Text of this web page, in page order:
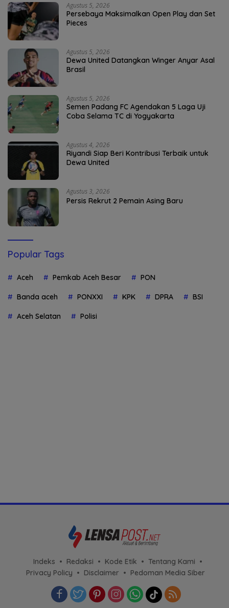
Agustus 5, 2026
Persebaya Maksimalkan Open Play dan Set
Pieces
Agustus 5, 2026
Dewa United Datangkan Winger Anyar Asal
Brasil
Agustus 5, 2026
Semen Padang FC Agendakan 5 Laga Uji
Coba Selama TC di Yogyakarta
Agustus 4, 2026
Riyandi Siap Beri Kontribusi Terbaik untuk
Dewa United
Agustus 3, 2026
Persis Rekrut 2 Pemain Asing Baru
Popular Tags
Aceh Pemkab Aceh Besar PON
Banda aceh PONXXI KPK DPRA BSI
Aceh Selatan Polisi
Indeks Redaksi Kode Etik
Tentang Kami
Privacy Policy
Disclaimer Pedoman Media Siber